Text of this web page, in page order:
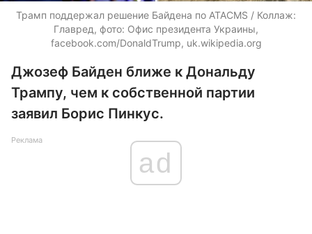
Трамп поддержал решение Байдена по ATACMS / Коллаж:
Главред, фото: Офис президента Украины,
facebook.com/DonaldTrump, uk.wikipedia.org
Джозеф Байден ближе к Дональду
Трампу, чем к собственной партии
заявил Борис Пинкус.
Реклама
ad